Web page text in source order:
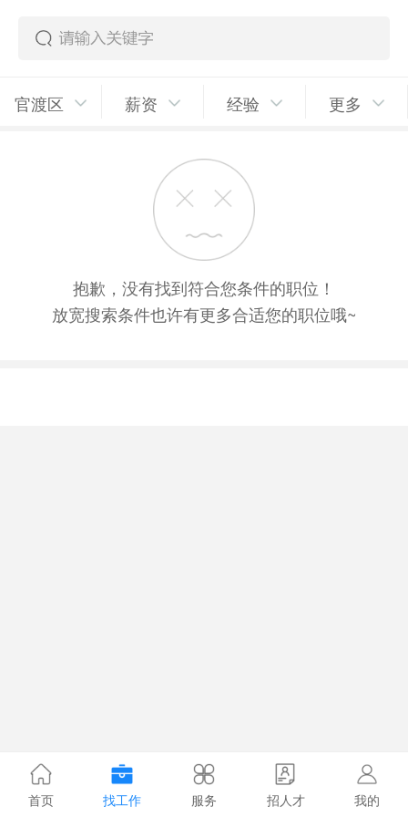
官渡区 薪资 经验 更多
抱歉，没有找到符合您条件的职位！
放宽搜索条件也许有更多合适您的职位哦~
首页 找工作 服务 招人才 我的